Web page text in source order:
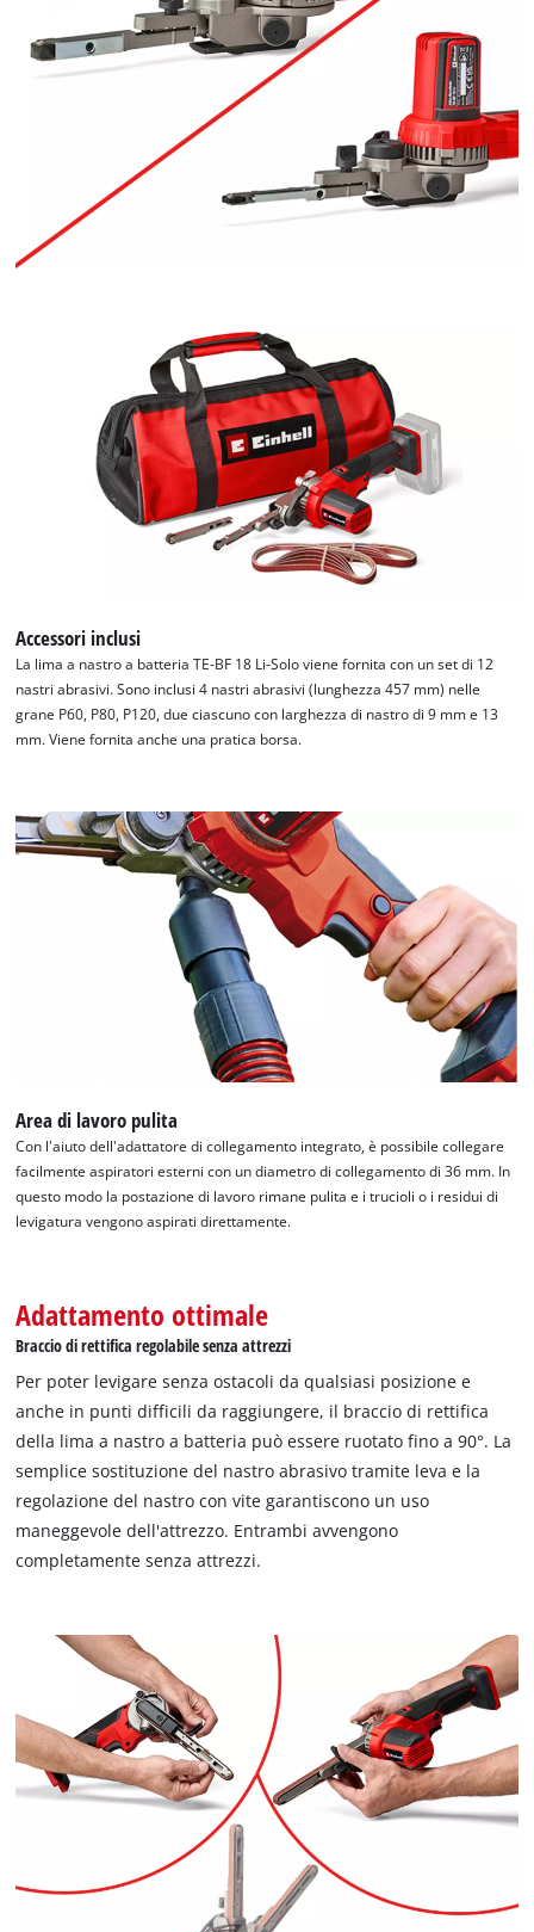
Accessori inclusi
La lima a nastro a batteria TE-BF 18 Li-Solo viene fornita con un set di 12
nastri abrasivi. Sono inclusi 4 nastri abrasivi (lunghezza 457 mm) nelle
grane P60, P80, P120, due ciascuno con larghezza di nastro di 9 mm e 13
mm. Viene fornita anche una pratica borsa.
Area di lavoro pulita
Con l'aiuto dell'adattatore di collegamento integrato, è possibile collegare
facilmente aspiratori esterni con un diametro di collegamento di 36 mm. In
questo modo la postazione di lavoro rimane pulita e i trucioli o i residui di
levigatura vengono aspirati direttamente.
Adattamento ottimale
Braccio di rettifica regolabile senza attrezzi
Per poter levigare senza ostacoli da qualsiasi posizione e
anche in punti difficili da raggiungere, il braccio di rettifica
della lima a nastro a batteria può essere ruotato fino a 90°. La
semplice sostituzione del nastro abrasivo tramite leva e la
regolazione del nastro con vite garantiscono un uso
maneggevole dell'attrezzo. Entrambi avvengono
completamente senza attrezzi.